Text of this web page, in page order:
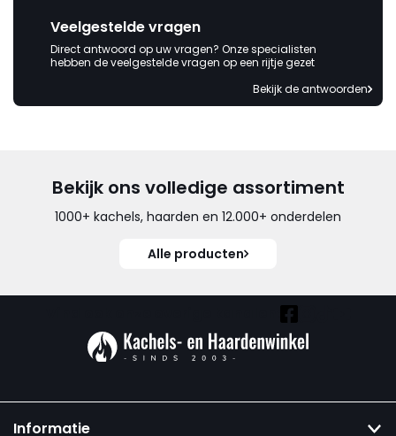
Veelgestelde vragen
Direct antwoord op uw vragen? Onze specialisten
hebben de veelgestelde vragen op een rijtje gezet
Bekijk de antwoorden
Bekijk ons volledige assortiment
1000+ kachels, haarden en 12.000+ onderdelen
Alle producten
Informatie